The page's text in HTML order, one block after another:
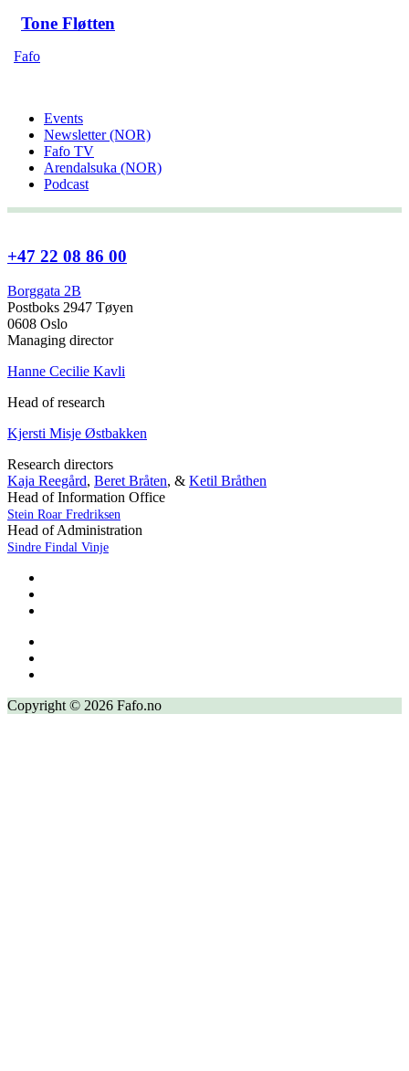
Tone Fløtten
Fafo
Events
Newsletter (NOR)
Fafo TV
Arendalsuka (NOR)
Podcast
+47 22 08 86 00
Borggata 2B
Postboks 2947 Tøyen
0608 Oslo
Managing director
Hanne Cecilie Kavli
Head of research
Kjersti Misje Østbakken
Research directors
Kaja Reegård, Beret Bråten, & Ketil Bråthen
Head of Information Office
Stein Roar Fredriksen
Head of Administration
Sindre Findal Vinje
Copyright © 2026 Fafo.no